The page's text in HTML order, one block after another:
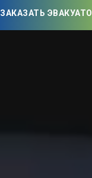
ЗАКАЗАТЬ